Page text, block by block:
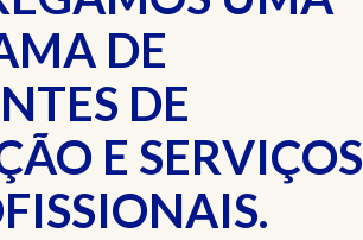
DE
DE
E SERVIÇOS